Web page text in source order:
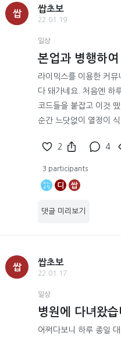
쌉
쌉초보
22.01.19
일상
본업과 병행하
라이믹스를 이용한 커뮤
다 돼가네요. 처음엔 하
코드들을 붙잡고 이것
순간 느닷없이 열정이 식
2 4
3 participants
디 쌉
댓글 미리보기
쌉
쌉초보
22.01.17
일상
병원에 다녀왔
어쩌다보니 하루 종일